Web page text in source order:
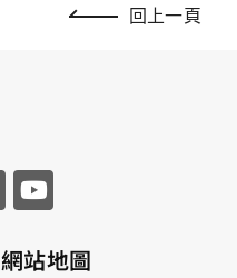
回上一頁
網站地圖